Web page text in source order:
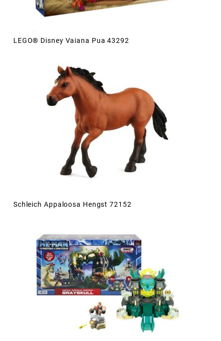
LEGO® Disney Vaiana Pua 43292
Schleich Appaloosa Hengst 72152